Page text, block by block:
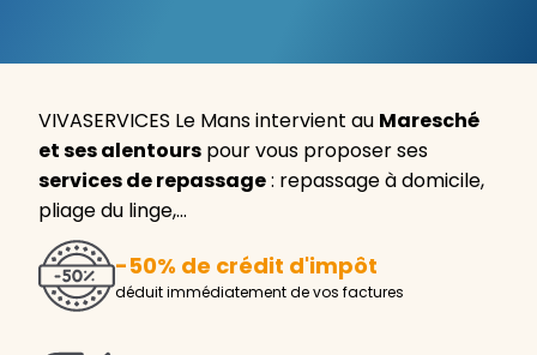
VIVASERVICES Le Mans intervient au Maresché
et ses alentours pour vous proposer ses
services de repassage: repassage à domicile,
pliage du linge,…
-50% de crédit d'impôt
déduit immédiatement de vos factures